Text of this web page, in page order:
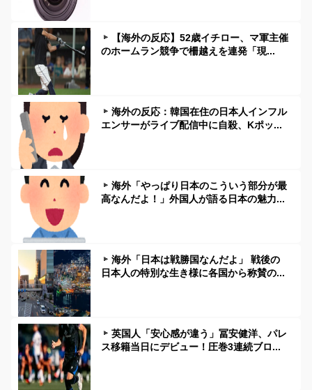
【海外の反応】52歳イチロー、マ軍主催
のホームラン競争で柵越えを連発「現...
海外の反応：韓国在住の日本人インフル
エンサーがライブ配信中に自殺、Kポッ...
海外「やっぱり日本のこういう部分が最
高なんだよ！」外国人が語る日本の魅力...
海外「日本は戦勝国なんだよ」 戦後の
日本人の特別な生き様に各国から称賛の...
英国人「安心感が違う」冨安健洋、パレ
ス移籍当日にデビュー！圧巻3連続ブロ...